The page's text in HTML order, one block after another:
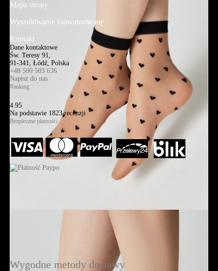
Mapa strony
Wyszukiwanie zaawansowane
Kontakt
Dane kontaktowe
Św. Teresy 91,
91-341, Łódź, Polska
+48 500 503 636
Napisz do nas
Ranking
4.95
Na podstawie 1823recenzji
Bezpieczne płatności
Wygodne metody dostawy